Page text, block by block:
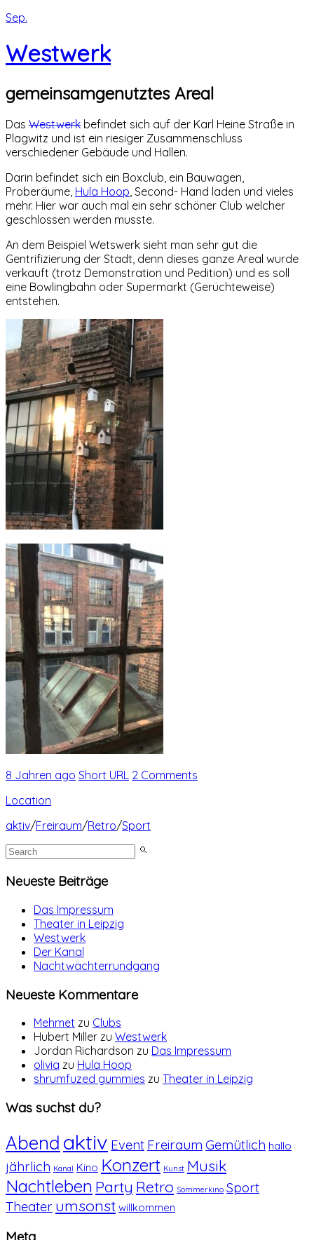
Sep.
Westwerk
gemeinsamgenutztes Areal
Das Westwerk befindet sich auf der Karl Heine Straße in
Plagwitz und ist ein riesiger Zusammenschluss
verschiedener Gebäude und Hallen.
Darin befindet sich ein Boxclub, ein Bauwagen,
Proberäume, Hula Hoop, Second- Hand laden und vieles
mehr. Hier war auch mal ein sehr schöner Club welcher
geschlossen werden musste.
An dem Beispiel Wetswerk sieht man sehr gut die
Gentrifizierung der Stadt, denn dieses ganze Areal wurde
verkauft (trotz Demonstration und Pedition) und es soll
eine Bowlingbahn oder Supermarkt (Gerüchteweise)
entstehen.
8 Jahren ago Short URL 2 Comments
Location
aktiv/Freiraum/Retro/Sport
Neueste Beiträge
Das Impressum
Theater in Leipzig
Westwerk
Der Kanal
Nachtwächterrundgang
Neueste Kommentare
Mehmet zu Clubs
Hubert Miller zu Westwerk
Jordan Richardson zu Das Impressum
olivia zu Hula Hoop
shrumfuzed gummies zu Theater in Leipzig
Was suchst du?
Abend aktiv Event Freiraum Gemütlich hallo
jährlich Kanal Kino Konzert Kunst Musik
Nachtleben Party Retro Sommerkino Sport
Theater umsonst willkommen
Meta